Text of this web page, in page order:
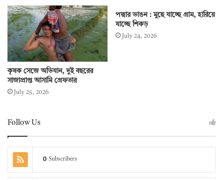
কৃষক সেজে অভিযান, দুই বছরের
সাজাপ্রাপ্ত আসামি গ্রেফতার
July 25, 2026
পদ্মার ভাঙন : মুছে যাচ্ছে গ্রাম, হারিয়ে
যাচ্ছে শিকড়
July 24, 2026
Follow Us
0 Subscribers